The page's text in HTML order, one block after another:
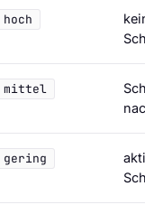
hoch
mittel
gering